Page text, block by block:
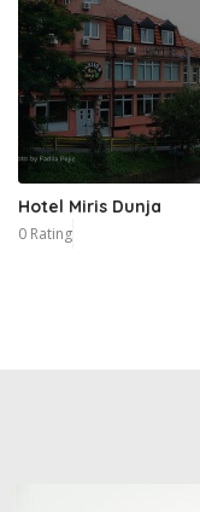
Hotel Miris Dunja
0 Rating